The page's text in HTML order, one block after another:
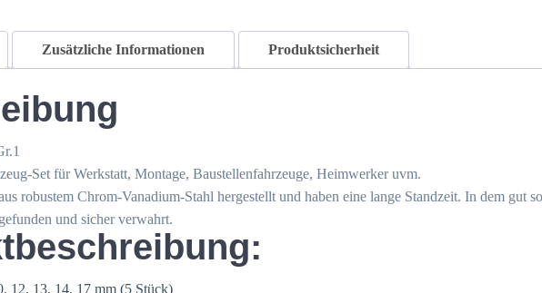
Zusätzliche Informationen Produktsicherheit
Set für Werkstatt, Montage, Baustellenfahrzeuge, Heimwerker uvm.
robustem Chrom-Vanadium-Stahl hergestellt und haben eine lange Standzeit. In dem
und sicher verwahrt.
12, 13, 14, 17 mm (5 Stück)